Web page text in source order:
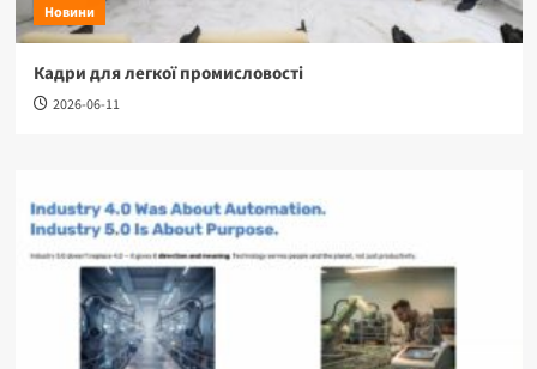
Новини
Кадри для легкої промисловості
2026-06-11